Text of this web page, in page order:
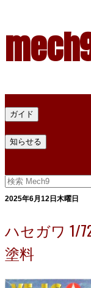
ガイド
知らせる
2025年6月12日木曜日
ハセガワ 1/
塗料